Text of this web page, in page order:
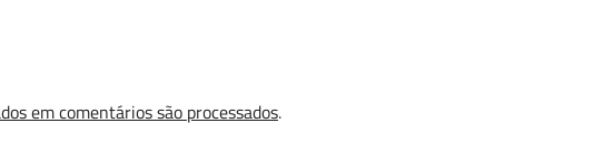
em comentários são processados.